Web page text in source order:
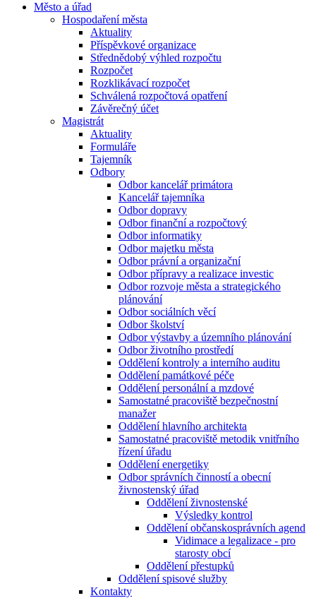
Město a úřad
Hospodaření města
Aktuality
Příspěvkové organizace
Střednědobý výhled rozpočtu
Rozpočet
Rozklikávací rozpočet
Schválená rozpočtová opatření
Závěrečný účet
Magistrát
Aktuality
Formuláře
Tajemník
Odbory
Odbor kancelář primátora
Kancelář tajemníka
Odbor dopravy
Odbor finanční a rozpočtový
Odbor informatiky
Odbor majetku města
Odbor právní a organizační
Odbor přípravy a realizace investic
Odbor rozvoje města a strategického
plánování
Odbor sociálních věcí
Odbor školství
Odbor výstavby a územního plánování
Odbor životního prostředí
Oddělení kontroly a interního auditu
Oddělení památkové péče
Oddělení personální a mzdové
Samostatné pracoviště bezpečnostní
manažer
Oddělení hlavního architekta
Samostatné pracoviště metodik vnitřního
řízení úřadu
Oddělení energetiky
Odbor správních činností a obecní
živnostenský úřad
Oddělení živnostenské
Výsledky kontrol
Oddělení občanskosprávních agend
Vidimace a legalizace - pro
starosty obcí
Oddělení přestupků
Oddělení spisové služby
Kontakty